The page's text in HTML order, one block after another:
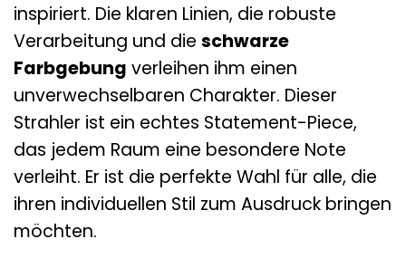
inspiriert. Die klaren Linien, die robuste
Verarbeitung und die schwarze
Farbgebung verleihen ihm einen
unverwechselbaren Charakter. Dieser
Strahler ist ein echtes Statement-Piece,
das jedem Raum eine besondere Note
verleiht. Er ist die perfekte Wahl für alle, die
ihren individuellen Stil zum Ausdruck bringen
möchten.